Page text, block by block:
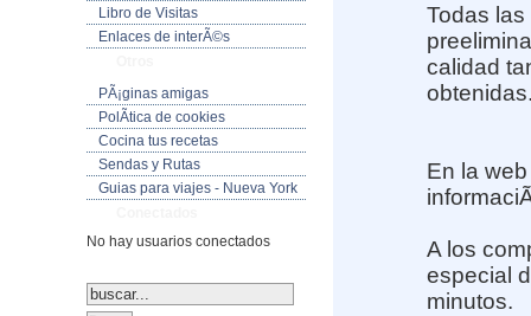
Libro de Visitas
Enlaces de interÃ©s
PÃ¡ginas amigas
PolÃ­tica de cookies
Cocina tus recetas
Sendas y Rutas
Guias para viajes - Nueva York
No hay usuarios conectados
Todas
calidad
En la
A los
especial
minutos.